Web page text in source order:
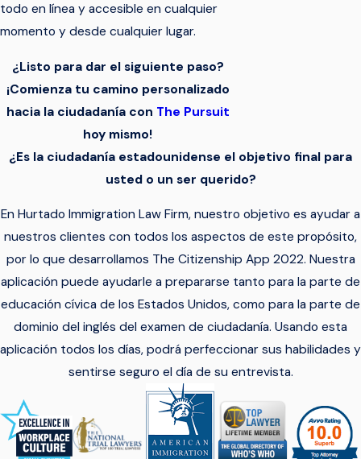
todo en línea y accesible en cualquier
momento y desde cualquier lugar.
¿Listo para dar el siguiente paso?
¡Comienza tu camino personalizado
hacia la ciudadanía con The Pursuit
hoy mismo!
¿Es la ciudadanía estadounidense el objetivo final para
usted o un ser querido?
En Hurtado Immigration Law Firm, nuestro objetivo es ayudar a
nuestros clientes con todos los aspectos de este propósito,
por lo que desarrollamos The Citizenship App 2022. Nuestra
aplicación puede ayudarle a prepararse tanto para la parte de
educación cívica de los Estados Unidos, como para la parte de
dominio del inglés del examen de ciudadanía. Usando esta
aplicación todos los días, podrá perfeccionar sus habilidades y
sentirse seguro el día de su entrevista.